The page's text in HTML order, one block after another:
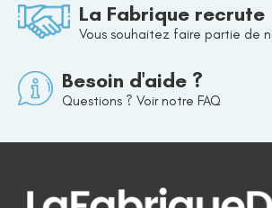
La Fabrique recrute
Vous souhaitez faire partie de
Besoin d'aide ?
Questions ? Voir notre FAQ